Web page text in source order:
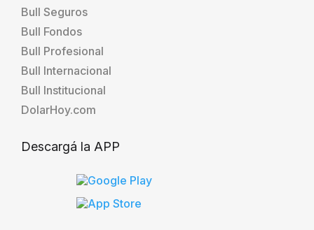
Bull Seguros
Bull Fondos
Bull Profesional
Bull Internacional
Bull Institucional
DolarHoy.com
Descargá la APP